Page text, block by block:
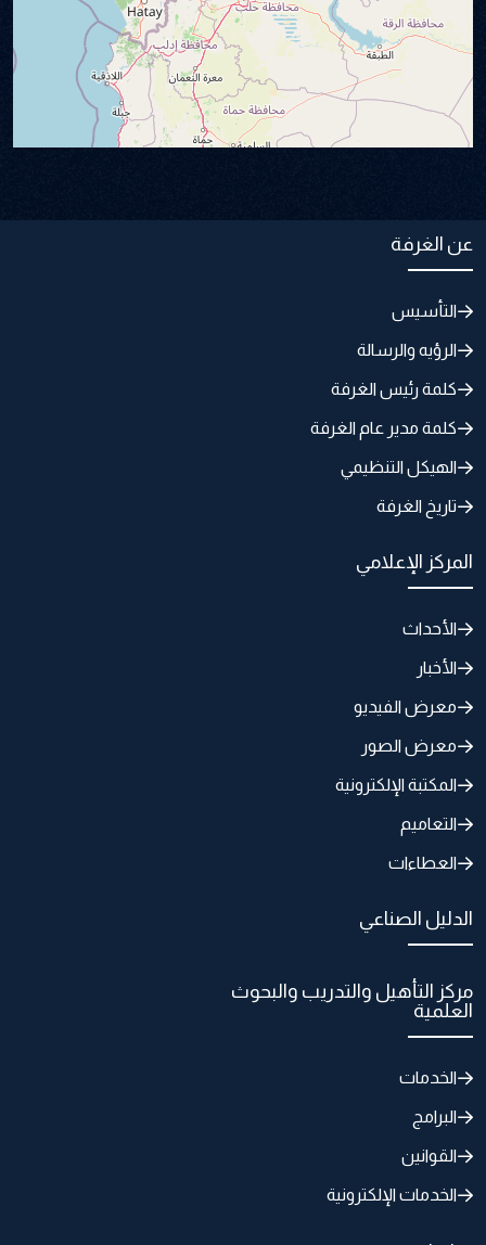
| ©OpenStreetMap
عن الغرفة
التأسيس
الرؤيه والرسالة
كلمة رئيس الغرفة
كلمة مدير عام الغرفة
الهيكل التنظيمي
تاريخ الغرفة
المركز الإعلامي
الأحداث
الأخبار
معرض الفيديو
معرض الصور
المكتبة الإلكترونية
التعاميم
العطاءات
الدليل الصناعي
مركز التأهيل والتدريب والبحوث
العلمية
الخدمات
البرامج
القوانين
الخدمات الإلكترونية